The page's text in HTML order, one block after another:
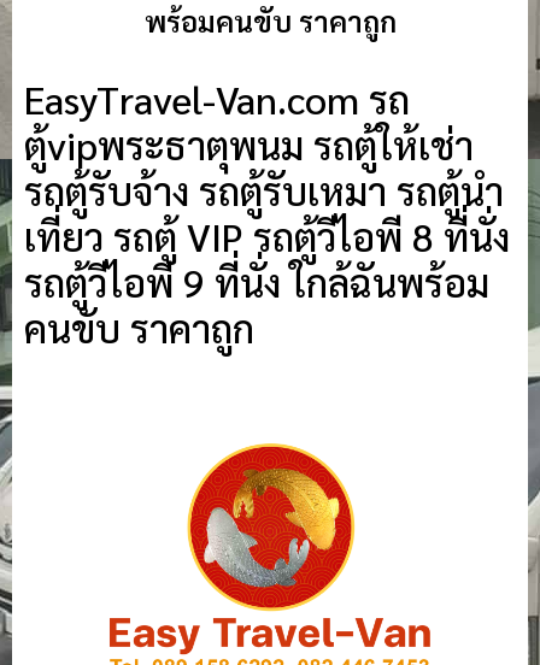
พร้อมคนขับ ราคาถูก
EasyTravel-Van.com รถ
ตู้vipพระธาตุพนม รถตู้ให้เช่า
รถตู้รับจ้าง รถตู้รับเหมา รถตู้นำ
เที่ยว รถตู้ VIP รถตู้วีไอพี 8 ที่นั่ง
รถตู้วีไอพี 9 ที่นั่ง ใกล้ฉันพร้อม
คนขับ ราคาถูก